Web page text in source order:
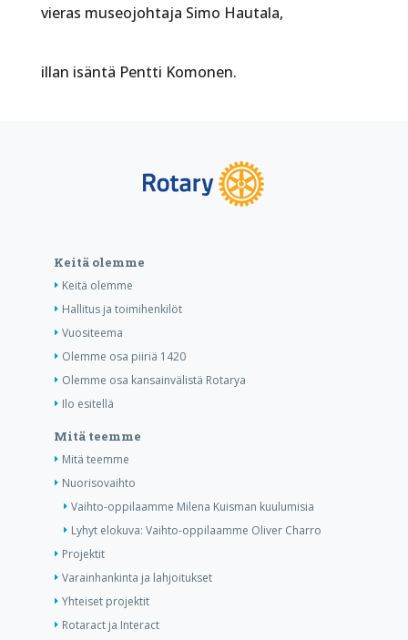
vieras museojohtaja Simo Hautala,
illan isäntä Pentti Komonen.
Keitä olemme
Keitä olemme
Hallitus ja toimihenkilöt
Vuositeema
Olemme osa piiriä 1420
Olemme osa kansainvälistä Rotarya
Ilo esitellä
Mitä teemme
Mitä teemme
Nuorisovaihto
Vaihto-oppilaamme Milena Kuisman kuulumisia
Lyhyt elokuva: Vaihto-oppilaamme Oliver Charro
Projektit
Varainhankinta ja lahjoitukset
Yhteiset projektit
Rotaract ja Interact